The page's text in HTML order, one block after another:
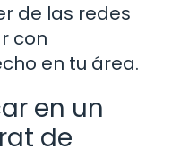
de las redes
con
en tu área.
en un
de